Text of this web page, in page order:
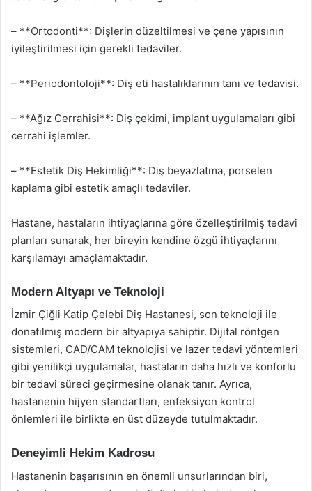
– **Ortodonti**: Dişlerin düzeltilmesi ve çene yapısının
iyileştirilmesi için gerekli tedaviler.
– **Periodontoloji**: Diş eti hastalıklarının tanı ve tedavisi.
– **Ağız Cerrahisi**: Diş çekimi, implant uygulamaları gibi
cerrahi işlemler.
– **Estetik Diş Hekimliği**: Diş beyazlatma, porselen
kaplama gibi estetik amaçlı tedaviler.
Hastane, hastaların ihtiyaçlarına göre özelleştirilmiş tedavi
planları sunarak, her bireyin kendine özgü ihtiyaçlarını
karşılamayı amaçlamaktadır.
Modern Altyapı ve Teknoloji
İzmir Çiğli Katip Çelebi Diş Hastanesi, son teknoloji ile
donatılmış modern bir altyapıya sahiptir. Dijital röntgen
sistemleri, CAD/CAM teknolojisi ve lazer tedavi yöntemleri
gibi yenilikçi uygulamalar, hastaların daha hızlı ve konforlu
bir tedavi süreci geçirmesine olanak tanır. Ayrıca,
hastanenin hijyen standartları, enfeksiyon kontrol
önlemleri ile birlikte en üst düzeyde tutulmaktadır.
Deneyimli Hekim Kadrosu
Hastanenin başarısının en önemli unsurlarından biri,